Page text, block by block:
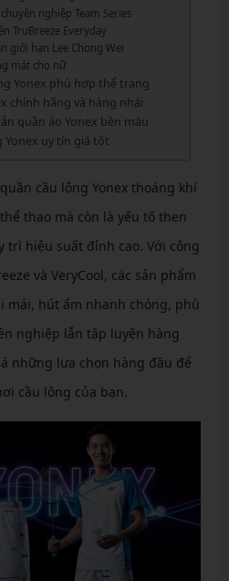
nghiệp Team Series
TruBreeze Everyday
giới hạn Lee Chong Wei
mát cho nữ
Yonex phù hợp thể trạng
chính hãng và hàng nhái
quần áo Yonex bền màu
Yonex uy tín giá tốt
cầu lông Yonex thoáng khí
thao mà còn là yếu tố then
hiệu suất đỉnh cao. Với công
và VeryCool, các sản phẩm
mái, hút ẩm nhanh chóng, phù
nghiệp lẫn tập luyện hàng
những lựa chọn hàng đầu để
cầu lông của bạn.